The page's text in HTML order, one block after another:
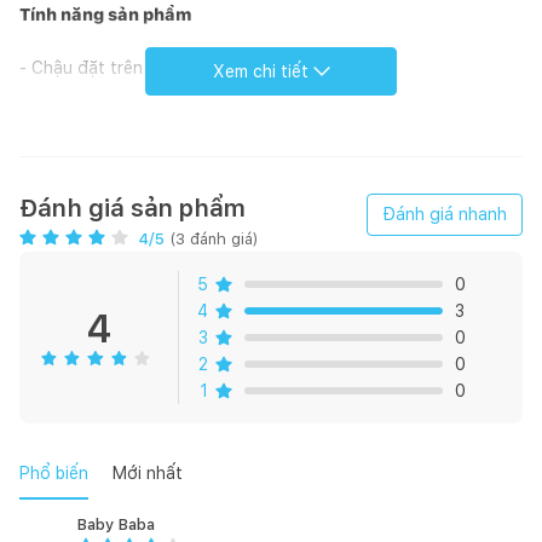
Tính năng sản phẩm
- Chậu đặt trên bàn.
Bản vẽ kỹ thuật
Xem chi tiết
Đánh giá sản phẩm
4/5 (3 đánh giá)
Đánh giá nhanh
4
5
0
4
3
3
0
2
0
1
0
Phổ biến Mới nhất
Baby Baba